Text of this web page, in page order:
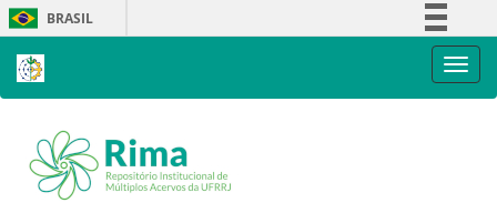
Skip
navigation
BRASIL